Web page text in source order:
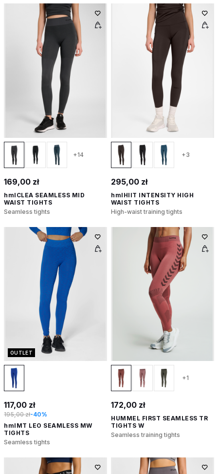
+14
169,00 zł
hmlCLEA SEAMLESS MID
WAIST TIGHTS
Seamless tights
+3
295,00 zł
hmlHIIT INTENSITY HIGH
WAIST TIGHTS
High-waist training tights
OUTLET
117,00 zł
195,00 zł-40%
hmlMT LEO SEAMLESS MW
TIGHTS
Seamless tights
+1
172,00 zł
HUMMEL FIRST SEAMLESS TR
TIGHTS W
Seamless training tights